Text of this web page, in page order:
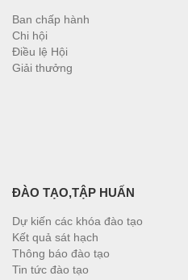
Ban chấp hành
Chi hội
Điều lệ Hội
Giải thưởng
ĐÀO TẠO,TẬP HUẤN
Dự kiến các khóa đào tạo
Kết quả sát hạch
Thông báo đào tạo
Tin tức đào tạo